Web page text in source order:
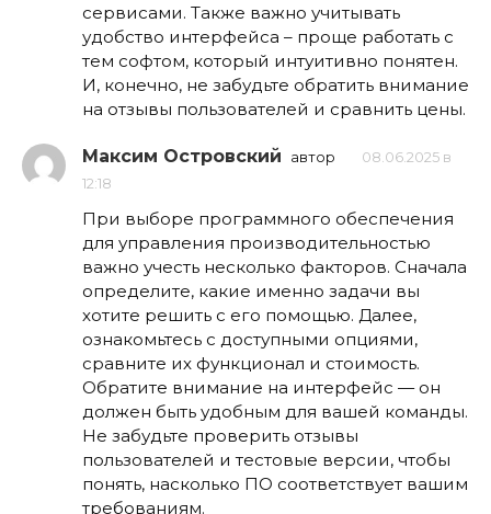
сервисами. Также важно учитывать
удобство интерфейса – проще работать с
тем софтом, который интуитивно понятен.
И, конечно, не забудьте обратить внимание
на отзывы пользователей и сравнить цены.
Максим Островский автор
08.06.2025 в
12:18
При выборе программного обеспечения
для управления производительностью
важно учесть несколько факторов. Сначала
определите, какие именно задачи вы
хотите решить с его помощью. Далее,
ознакомьтесь с доступными опциями,
сравните их функционал и стоимость.
Обратите внимание на интерфейс — он
должен быть удобным для вашей команды.
Не забудьте проверить отзывы
пользователей и тестовые версии, чтобы
понять, насколько ПО соответствует вашим
требованиям.